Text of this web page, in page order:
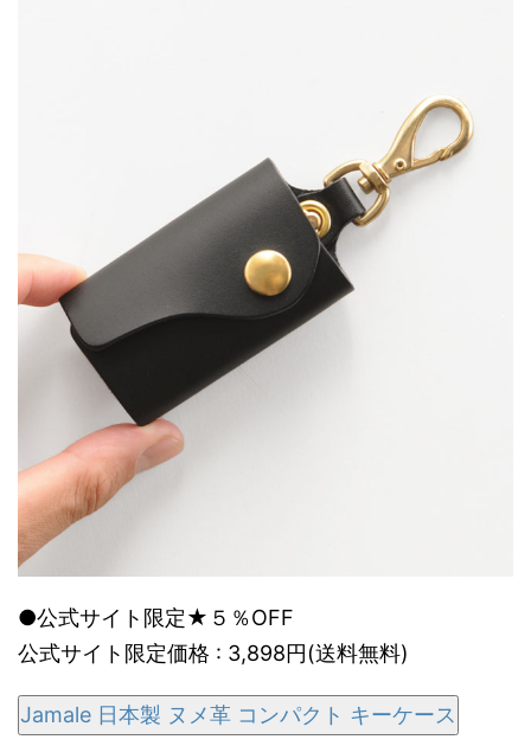
●公式サイト限定★５％OFF
公式サイト限定価格 : 3,898円(送料無料)
Jamale 日本製 ヌメ革 コンパクト キーケース